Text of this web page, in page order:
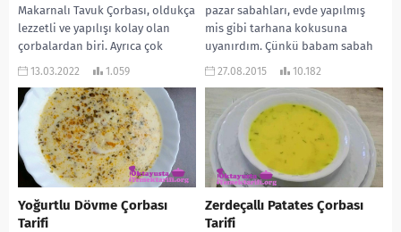
Makarnalı Tavuk Çorbası, oldukça
lezzetli ve yapılışı kolay olan
çorbalardan biri. Ayrıca çok
doyurucu ve de sağlıklı bir çorba.
13.03.2022 1.059
pazar sabahları, evde yapılmış
mis gibi tarhana kokusuna
uyanırdım. Çünkü babam sabah
tarhana içmeyi çok severdi…...
27.08.2015 10.182
Yoğurtlu Dövme Çorbası
Tarifi
Zerdeçallı Patates Çorbası
Tarifi